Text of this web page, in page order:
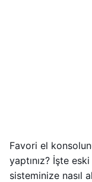
Favori el
yaptınız? İşte
sisteminize nasıl